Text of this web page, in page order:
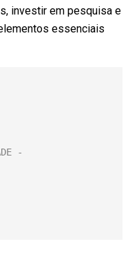
investir em pesquisa e
essenciais